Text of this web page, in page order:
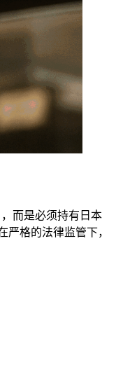
而是必须持有日本
格的法律监管下，